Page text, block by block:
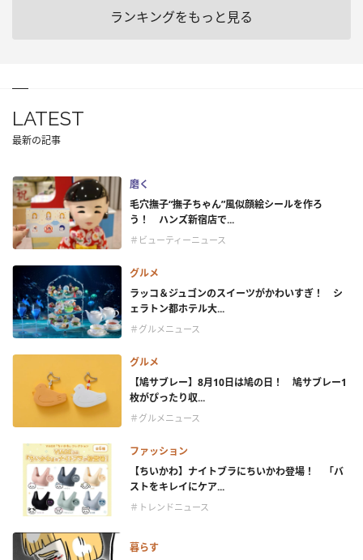
ランキングをもっと見る
LATEST
最新の記事
磨く
毛穴撫子“撫子ちゃん”風似顔絵シールを作ろ
う！ ハンズ新宿店で...
＃ビューティーニュース
グルメ
ラッコ＆ジュゴンのスイーツがかわいすぎ！ シ
ェラトン都ホテル大...
＃グルメニュース
グルメ
【鳩サブレー】8月10日は鳩の日！ 鳩サブレー1
枚がぴったり収...
＃グルメニュース
ファッション
【ちいかわ】ナイトブラにちいかわ登場！ 「バ
ストをキレイにケア...
＃トレンドニュース
暮らす